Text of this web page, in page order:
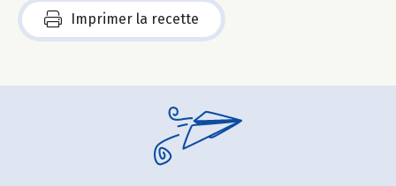
Imprimer la recette